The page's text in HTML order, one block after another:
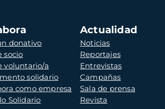
donativo
socio
voluntario/a
solidario
como empresa
Solidario
Actualidad
Noticias
Reportajes
Entrevistas
Campañas
Sala de prensa
Revista